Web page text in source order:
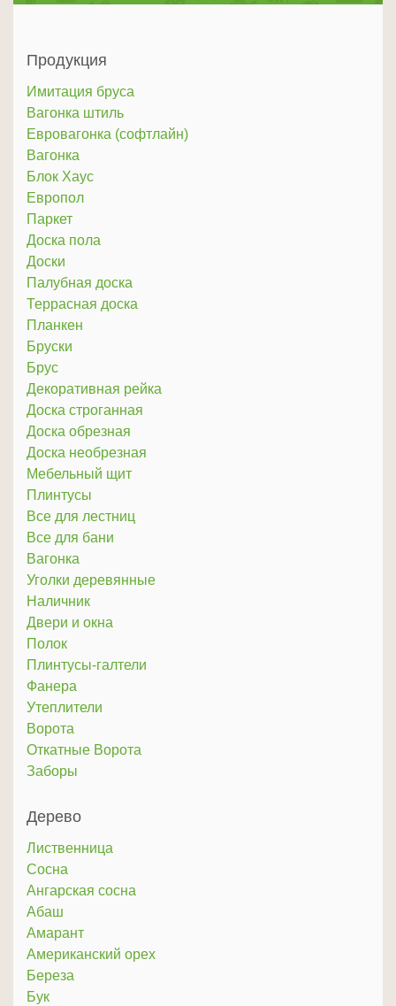
Продукция
Имитация бруса
Вагонка штиль
Евровагонка (софтлайн)
Вагонка
Блок Хаус
Европол
Паркет
Доска пола
Доски
Палубная доска
Террасная доска
Планкен
Бруски
Брус
Декоративная рейка
Доска строганная
Доска обрезная
Доска необрезная
Мебельный щит
Плинтусы
Все для лестниц
Все для бани
Вагонка
Уголки деревянные
Наличник
Двери и окна
Полок
Плинтусы-галтели
Фанера
Утеплители
Ворота
Откатные Ворота
Заборы
Дерево
Лиственница
Сосна
Ангарская сосна
Абаш
Амарант
Американский орех
Береза
Бук